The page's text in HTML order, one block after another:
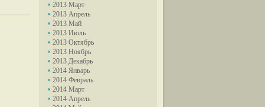
2013 Март
2013 Апрель
2013 Май
2013 Июль
2013 Октябрь
2013 Ноябрь
2013 Декабрь
2014 Январь
2014 Февраль
2014 Март
2014 Апрель